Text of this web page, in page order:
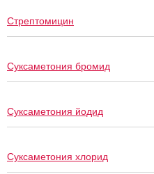
Стрептомицин
Суксаметония бромид
Суксаметония йодид
Суксаметония хлорид